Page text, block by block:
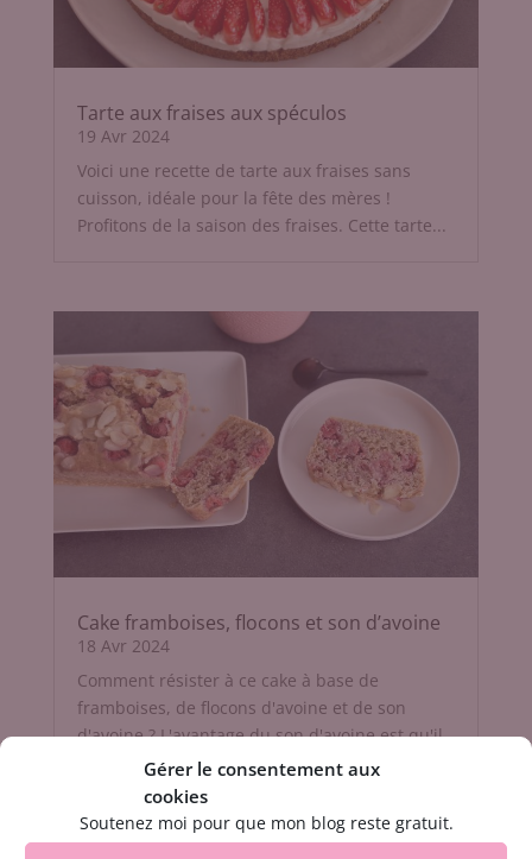
Gérer le consentement aux
cookies
Soutenez moi pour que mon blog reste gratuit.
Tarte aux fraises aux spéculos
19 Avr 2024
Voici une recette de tarte aux fraises sans
cuisson, idéale pour la fête des mères !
Profitons de la saison des fraises. Cette tarte...
Cake framboises, flocons et son d’avoine
18 Avr 2024
Comment résister à ce cake à base de
framboises, de flocons d'avoine et de son
d'avoine ? L'avantage du son d'avoine est qu'il